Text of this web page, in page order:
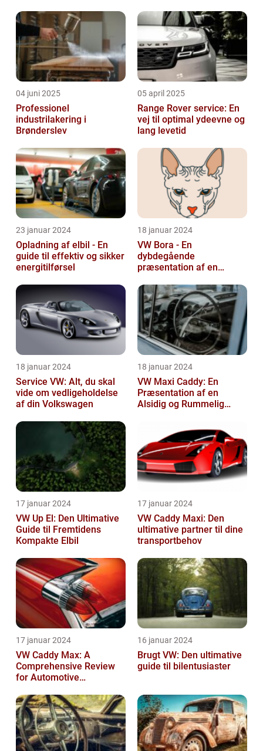
04 juni 2025
Professionel
industrilakering i
Brønderslev
05 april 2025
Range Rover service: En
vej til optimal ydeevne og
lang levetid
23 januar 2024
Opladning af elbil - En
guide til effektiv og sikker
energitilførsel
18 januar 2024
VW Bora - En
dybdegående
præsentation af en
18 januar 2024
Service VW: Alt, du skal
vide om vedligeholdelse
af din Volkswagen
18 januar 2024
VW Maxi Caddy: En
Præsentation af en
Alsidig og Rummelig
17 januar 2024
VW Up El: Den Ultimative
Guide til Fremtidens
Kompakte Elbil
17 januar 2024
VW Caddy Maxi: Den
ultimative partner til dine
transportbehov
17 januar 2024
VW Caddy Max: A
Comprehensive Review
for Automotive
16 januar 2024
Brugt VW: Den ultimative
guide til bilentusiaster